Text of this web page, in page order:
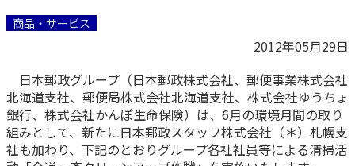
ご契約者さま
ご契約者さま
マイページログイン
保険をご検討中のお客さま
保険をご検討中のお客さま
法人のお客さま
商品・サービス
2012年05月29日
日本郵政グループ（日本郵政株式会社、郵便事業株式会社
北海道支社、郵便局株式会社北海道支社、株式会社ゆうちょ
銀行、株式会社かんぽ生命保険）は、6月の環境月間の取り
組みとして、新たに日本郵政スタッフ株式会社（＊）札幌支
社も加わり、下記のとおりグループ各社社員等による清掃活